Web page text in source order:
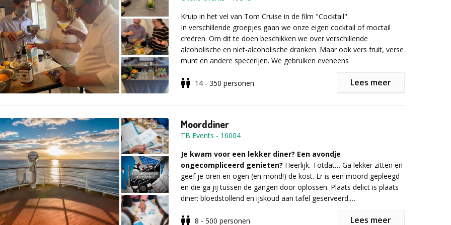
Wat dacht je bijvoorbeeld van een cocktail met basilicum, honing,
lavendel en gin?
Kan je omwille van bepaalde redenen niet drinken? Dan wordt er een
alcoholvrij alternatief voorzien. Wil je dat de groep niet te
'enthousiast' wordt? Dan kan er worden gekozen voor
receptjes hoef je je alvast geen zorgen te maken, want die krijg je
onderstaand formulier invullen.
Kruip in het vel van Tom Cruise in de film "Cocktail".
In verschillende groepjes gaan we onze eigen cocktail of moctail
creëren. Om dit te doen beschikken we over verschillende
alcoholische en niet-alcoholische dranken. Maar ook vers fruit, verse
munt en andere specerijen. We gebruiken eveneens
doen om zijn originele cocktail of moctail aan de andere teams te
verkopen. Hierop worden dan punten gegeven op de presentatie,
het visuele, de originaliteit het budget enz...
De verschillende creaties zullen natuurlijk ook geproefd worden. Wie
gaat de meest originele, smaakvolle en mooiste cocktail maken?
14 - 350 personen Lees meer
Moorddiner
TB Events - 16004
Je kwam voor een lekker diner? Een avondje
ongecompliceerd genieten? Heerlijk. Totdat… Ga lekker zitten en
geef je oren en ogen (en mond!) de kost. Er is een moord gepleegd
en die ga jij tussen de gangen door oplossen. Plaats delict is plaats
diner: bloedstollend en ijskoud aan tafel geserveerd.
8 - 500 personen Lees meer